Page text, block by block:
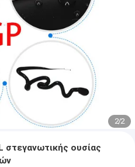
2/2
στεγανωτικής ουσίας